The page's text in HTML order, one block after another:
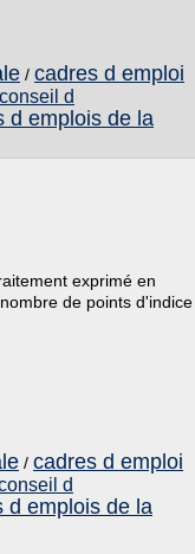
/ cadres d emploi
conseil d
d emplois de la
exprimé en
de points d'indice
/ cadres d emploi
d
d emplois de la